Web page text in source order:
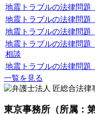
地震トラブルの法律問
地震トラブルの法律問
地震トラブルの法律問
地震トラブルの法律問
相談
地震トラブルの法律問
一覧を見る
東京事務所 （所属：